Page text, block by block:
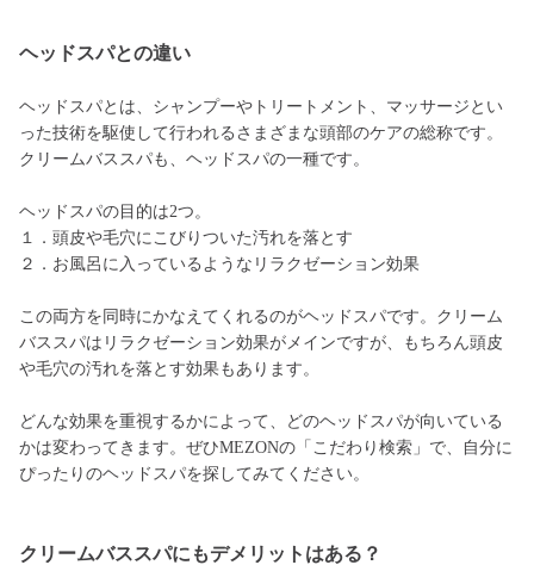
ヘッドスパとの違い
ヘッドスパとは、シャンプーやトリートメント、マッサージとい
った技術を駆使して行われるさまざまな頭部のケアの総称です。
クリームバススパも、ヘッドスパの一種です。
ヘッドスパの目的は2つ。
１．頭皮や毛穴にこびりついた汚れを落とす
２．お風呂に入っているようなリラクゼーション効果
この両方を同時にかなえてくれるのがヘッドスパです。クリーム
バススパはリラクゼーション効果がメインですが、もちろん頭皮
や毛穴の汚れを落とす効果もあります。
どんな効果を重視するかによって、どのヘッドスパが向いている
かは変わってきます。ぜひMEZONの「こだわり検索」で、自分に
ぴったりのヘッドスパを探してみてください。
クリームバススパにもデメリットはある？